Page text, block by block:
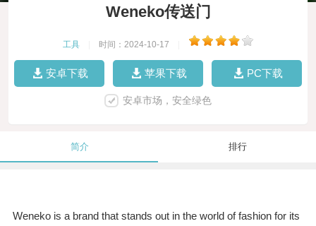
Weneko传送门
工具 时间：2024-10-17
安卓下载 苹果下载 PC下载
安卓市场，安全绿色
简介 排行
Weneko is a brand that stands out in the world of fashion for its